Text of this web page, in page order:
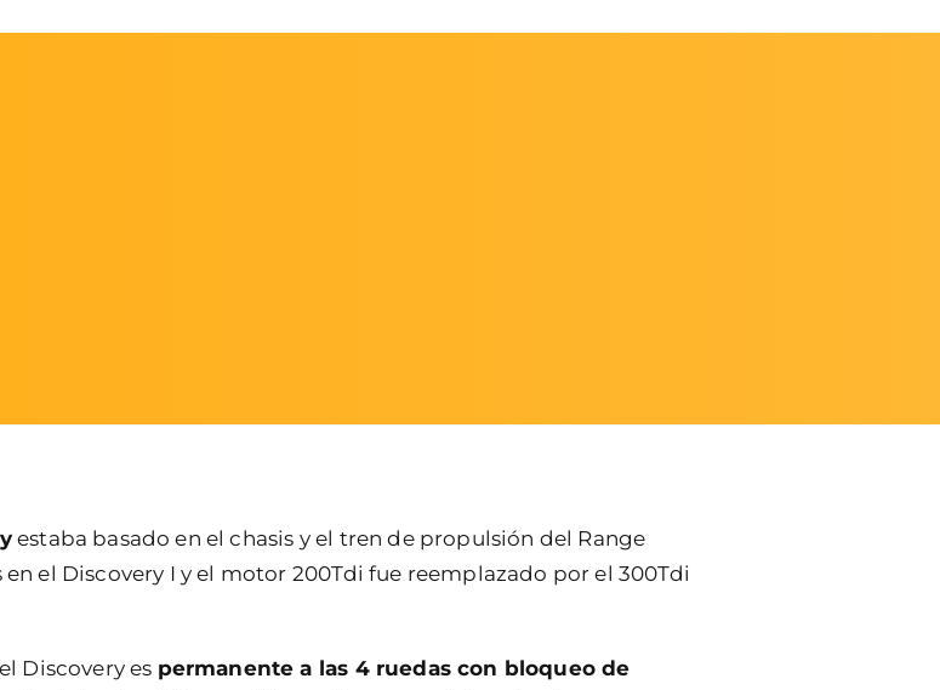
estaba basado en el chasis y el tren de propulsión del Range
el Discovery I y el motor 200Tdi fue reemplazado por el 300Tdi
Discovery es permanente a las 4 ruedas con bloqueo de